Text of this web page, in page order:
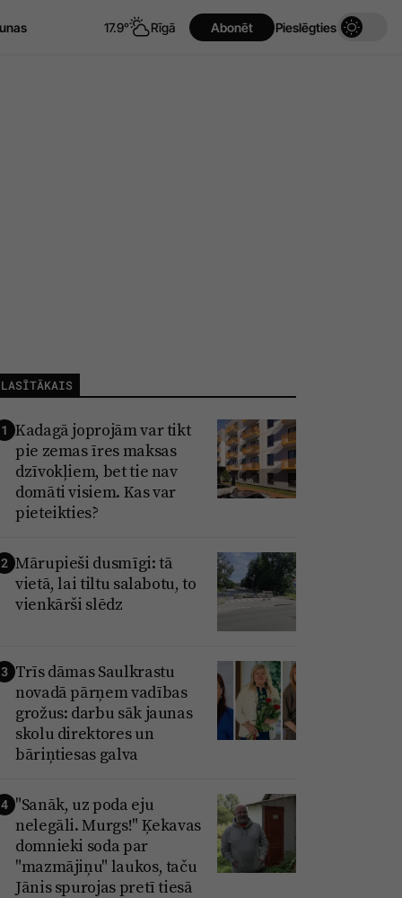
17.9° Rīgā Abonēt Pieslēgties
LASĪTĀKAIS
1 Kadagā joprojām var tikt
pie zemas īres maksas
dzīvokļiem, bet tie nav
domāti visiem. Kas var
pieteikties?
2 Mārupieši dusmīgi: tā
vietā, lai tiltu salabotu, to
vienkārši slēdz
3 Trīs dāmas Saulkrastu
novadā pārņem vadības
grožus: darbu sāk jaunas
skolu direktores un
bāriņtiesas galva
4 "Sanāk, uz poda eju
nelegāli. Murgs!" Ķekavas
domnieki soda par
"mazmājiņu" laukos, taču
Jānis spurojas pretī tiesā